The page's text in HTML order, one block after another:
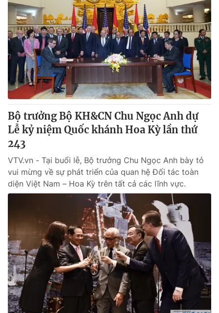
Bộ trưởng Bộ KH&CN Chu Ngọc Anh dự
Lễ kỷ niệm Quốc khánh Hoa Kỳ lần thứ
243
VTV.vn - Tại buổi lễ, Bộ trưởng Chu Ngọc Anh bày tỏ
vui mừng về sự phát triển của quan hệ Đối tác toàn
diện Việt Nam – Hoa Kỳ trên tất cả các lĩnh vực.